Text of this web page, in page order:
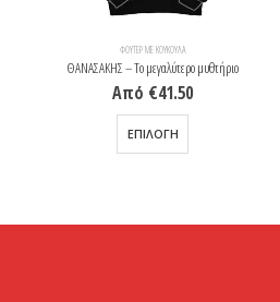
ΦΟΎΤΕΡ ΜΕ ΚΟΥΚΟΎΛΑ
ΘΑΝΑΣΑΚΗΣ – Το μεγαλύτερο μυθτήριο
Από €41.50
ΕΠΙΛΟΓΉ
Αυτό το προϊόν έχει πολλαπλές παραλλαγές. Οι επιλογές μπορούν να επιλεγούν στη σελίδα του προϊόντος